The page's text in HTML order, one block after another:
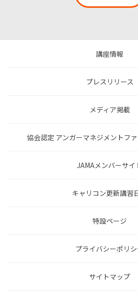
講座情報
プレスリリース
メディア掲載
協会認定 アンガーマネジメントフ
JAMAメンバーサイ
キャリコン更新講習
特設ページ
プライバシーポリ
サイトマップ